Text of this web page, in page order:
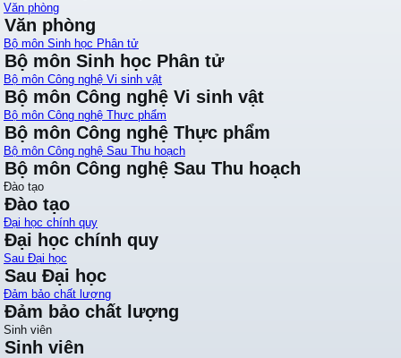
Văn phòng
Văn phòng
Bộ môn Sinh học Phân tử
Bộ môn Sinh học Phân tử
Bộ môn Công nghệ Vi sinh vật
Bộ môn Công nghệ Vi sinh vật
Bộ môn Công nghệ Thực phẩm
Bộ môn Công nghệ Thực phẩm
Bộ môn Công nghệ Sau Thu hoạch
Bộ môn Công nghệ Sau Thu hoạch
Đào tạo
Đào tạo
Đại học chính quy
Đại học chính quy
Sau Đại học
Sau Đại học
Đảm bảo chất lượng
Đảm bảo chất lượng
Sinh viên
Sinh viên